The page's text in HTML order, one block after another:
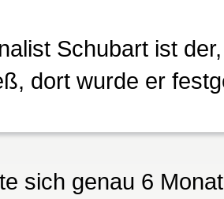
Schubart ist
dort wurde er
sich genau 6